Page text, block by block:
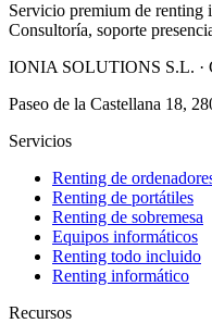
Servicio premium de renting
Consultoría, soporte
IONIA SOLUTIONS S.L. ·
Paseo de la Castellana 18,
Servicios
Renting de
Renting de portátiles
Renting de sobremesa
Equipos informáticos
Renting todo incluido
Renting informático
Recursos